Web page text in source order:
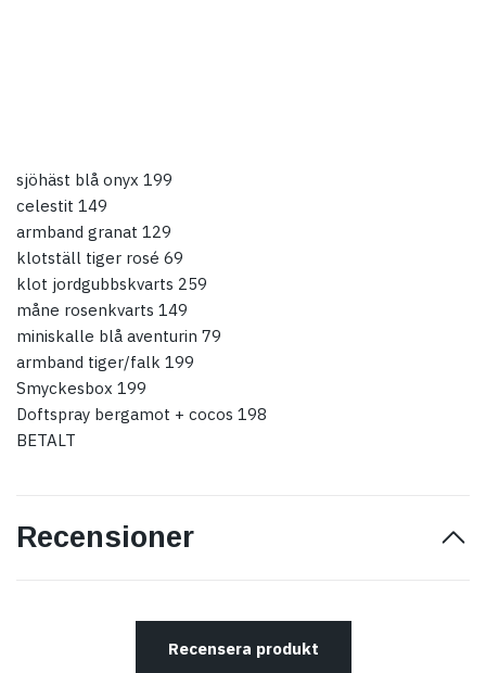
sjöhäst blå onyx 199
celestit 149
armband granat 129
klotställ tiger rosé 69
klot jordgubbskvarts 259
måne rosenkvarts 149
miniskalle blå aventurin 79
armband tiger/falk 199
Smyckesbox 199
Doftspray bergamot + cocos 198
BETALT
Recensioner
Recensera produkt